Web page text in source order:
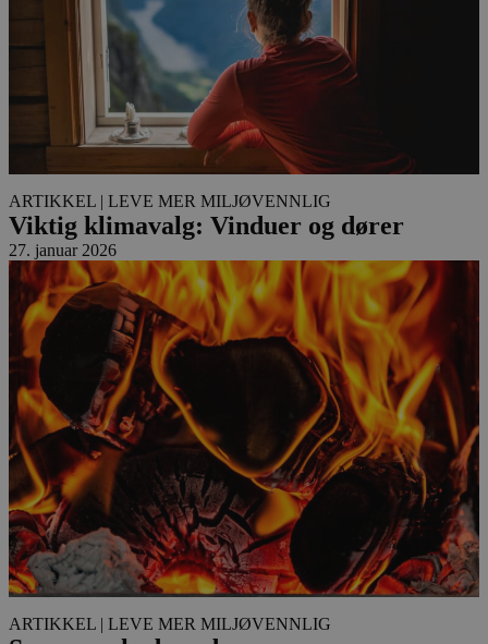
ARTIKKEL | LEVE MER MILJØVENNLIG
Viktig klimavalg: Vinduer og dører
27. januar 2026
ARTIKKEL | LEVE MER MILJØVENNLIG